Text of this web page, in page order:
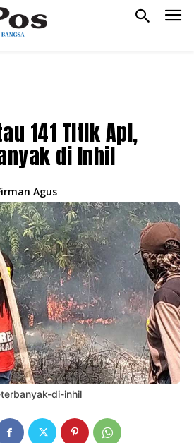
141 Titik Api,
di Inhil
Agus
di-inhil